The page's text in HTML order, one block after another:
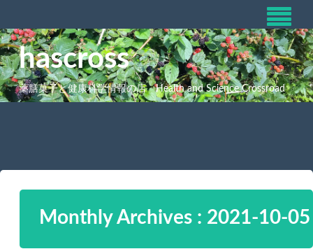
hascross
薬膳菓子と健康科学情報の店 Health and Science Crossroad
Monthly Archives : 2021-10-05